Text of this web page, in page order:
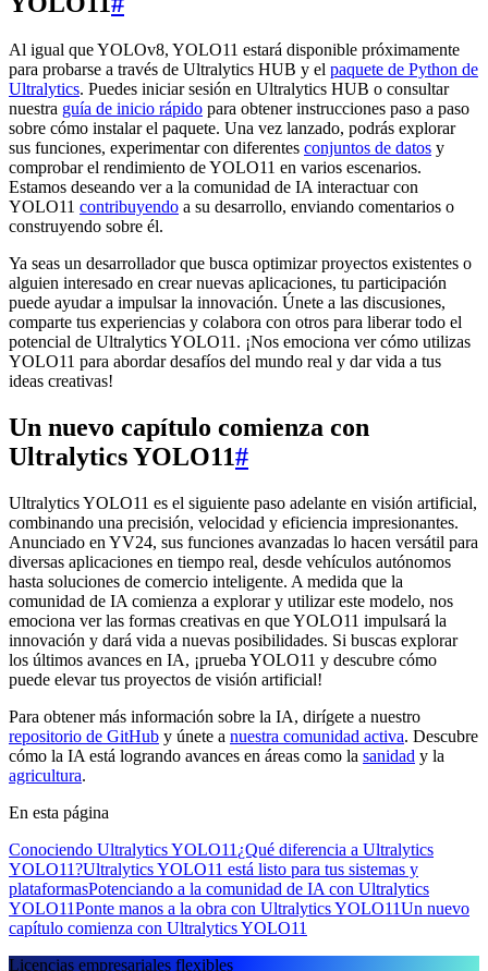
Al igual que YOLOv8, YOLO11 estará disponible próximamente
para probarse a través de Ultralytics HUB y el paquete de Python de
Ultralytics. Puedes iniciar sesión en Ultralytics HUB o consultar
nuestra guía de inicio rápido para obtener instrucciones paso a paso
sobre cómo instalar el paquete. Una vez lanzado, podrás explorar
sus funciones, experimentar con diferentes conjuntos de datos y
comprobar el rendimiento de YOLO11 en varios escenarios.
Estamos deseando ver a la comunidad de IA interactuar con
YOLO11 contribuyendo a su desarrollo, enviando comentarios o
construyendo sobre él.
Ya seas un desarrollador que busca optimizar proyectos existentes o
alguien interesado en crear nuevas aplicaciones, tu participación
puede ayudar a impulsar la innovación. Únete a las discusiones,
comparte tus experiencias y colabora con otros para liberar todo el
potencial de Ultralytics YOLO11. ¡Nos emociona ver cómo utilizas
YOLO11 para abordar desafíos del mundo real y dar vida a tus
ideas creativas!
Un nuevo capítulo comienza con
Ultralytics YOLO11#
Ultralytics YOLO11 es el siguiente paso adelante en visión artificial,
combinando una precisión, velocidad y eficiencia impresionantes.
Anunciado en YV24, sus funciones avanzadas lo hacen versátil para
diversas aplicaciones en tiempo real, desde vehículos autónomos
hasta soluciones de comercio inteligente. A medida que la
comunidad de IA comienza a explorar y utilizar este modelo, nos
emociona ver las formas creativas en que YOLO11 impulsará la
innovación y dará vida a nuevas posibilidades. Si buscas explorar
los últimos avances en IA, ¡prueba YOLO11 y descubre cómo
puede elevar tus proyectos de visión artificial!
Para obtener más información sobre la IA, dirígete a nuestro
repositorio de GitHub y únete a nuestra comunidad activa. Descubre
cómo la IA está logrando avances en áreas como la sanidad y la
agricultura.
En esta página
Conociendo Ultralytics YOLO11 ¿Qué diferencia a Ultralytics
YOLO11?Ultralytics YOLO11 está listo para tus sistemas y
plataformasPotenciando a la comunidad de IA con Ultralytics
YOLO11Ponte manos a la obra con Ultralytics YOLO11Un nuevo
capítulo comienza con Ultralytics YOLO11
Licencias empresariales flexibles